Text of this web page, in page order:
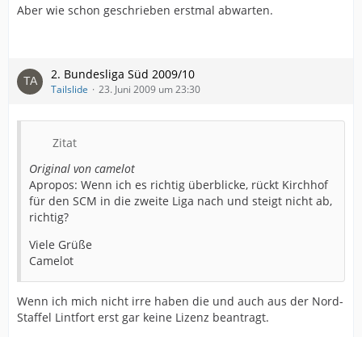
Aber wie schon geschrieben erstmal abwarten.
2. Bundesliga Süd 2009/10
Tailslide 23. Juni 2009 um 23:30
Zitat
Original von camelot
Apropos: Wenn ich es richtig überblicke, rückt Kirchhof
für den SCM in die zweite Liga nach und steigt nicht ab,
richtig?
Viele Grüße
Camelot
Wenn ich mich nicht irre haben die und auch aus der Nord-
Staffel Lintfort erst gar keine Lizenz beantragt.